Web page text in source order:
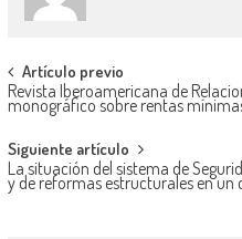
Artículo previo
Revista Iberoamericana de
monográfico sobre rentas
Siguiente artículo
La situación del sistema de
y de reformas estructurales en un